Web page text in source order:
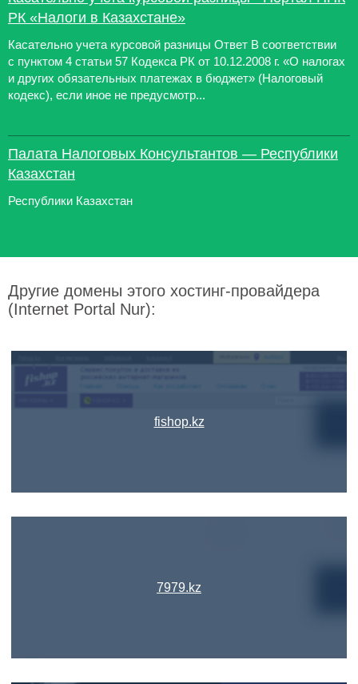
РК «Налоги в Казахстане»
Касательно учета курсовой разницы Ответ В соответствии
с пунктом 4 статьи 57 Кодекса РК от 10.12.2008 г. «О налогах
и других обязательных платежах в бюджет» (Налоговый
кодекс), если иное не предусмотр...
Палата Налоговых Консультантов — Республики
Казахстан
Республики Казахстан
Другие домены этого хостинг-провайдера
(Internet Portal Nur):
fishop.kz
7979.kz